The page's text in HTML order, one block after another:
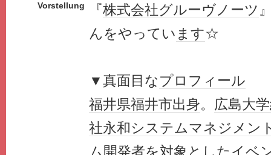
Vorstellung 『株式会社グルーヴノーツ
んをやってい ます☆
▼真面目なプロフィール
福井県福井市出身。 広島大学
社永和システムマネジメン
ム開発者を対象とした イベ